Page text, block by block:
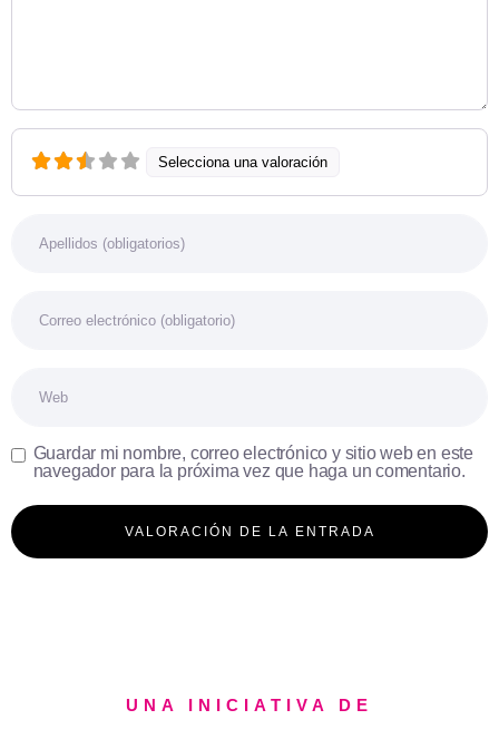
Selecciona una valoración
Guardar mi nombre, correo electrónico y sitio web en este
navegador para la próxima vez que haga un comentario.
UNA INICIATIVA DE